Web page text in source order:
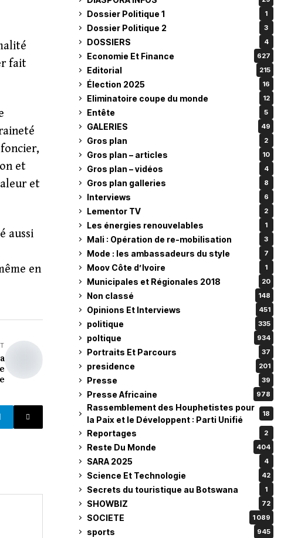
fait
et
et
aussi
en
Dossier Politique 1 1
Dossier Politique 2 3
DOSSIERS 4
Economie Et Finance 627
Editorial 215
Élection 2025 16
Eliminatoire coupe du monde 12
Entête 5
GALERIES 49
Gros plan 2
Gros plan – articles 10
Gros plan – vidéos 4
Gros plan galleries 8
Interviews 6
Lementor TV 2
Les énergies renouvelables 1
Mali : Opération de re-mobilisation 3
Mode : les ambassadeurs du style 7
Moov Côte d’Ivoire 1
Municipales et Régionales 2018 20
Non classé 148
Opinions Et Interviews 451
politique 335
poltique 934
Portraits Et Parcours 37
presidence 201
Presse 39
Presse Africaine 978
Rassemblement des Houphetistes pour
la Paix et le Développent : Parti Unifié
18
Reportages 2
Reste Du Monde 404
SARA 2025 4
Science Et Technologie 42
Secrets du touristique au Botswana 1
SHOWBIZ 72
SOCIETE 1 089
sports 945